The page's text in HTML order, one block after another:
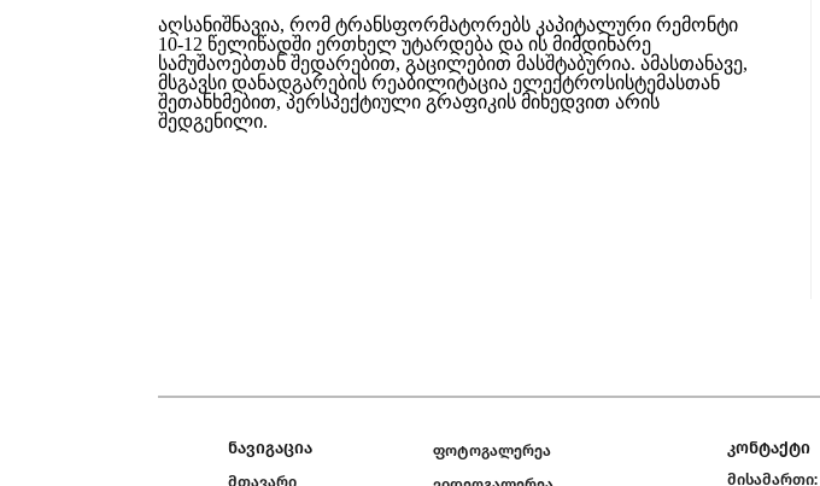
აღსანიშნავია, რომ ტრანსფორმატორებს კაპიტალური რემონტი
10-12 წელიწადში ერთხელ უტარდება და ის მიმდინარე
სამუშაოებთან შედარებით, გაცილებით მასშტაბურია. ამასთანავე,
მსგავსი დანადგარების რეაბილიტაცია ელექტროსისტემასთან
შეთანხმებით, პერსპექტიული გრაფიკის მიხედვით არის
შედგენილი.
ნავიგაცია
მთავარი
ფოტოგალერეა
კონტაქტი
მისამართი: